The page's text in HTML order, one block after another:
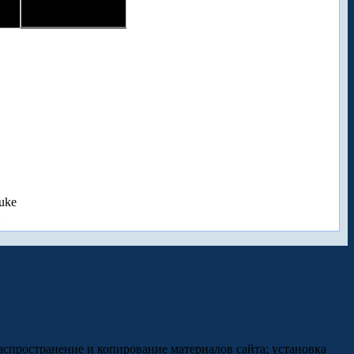
и копирование материалов сайта; установка